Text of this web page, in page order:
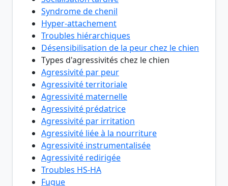
Syndrome de chenil
Hyper-attachement
Troubles hiérarchiques
Désensibilisation de la peur chez le chien
Types d'agressivités chez le chien
Agressivité par peur
Agressivité territoriale
Agressivité maternelle
Agressivité prédatrice
Agressivité par irritation
Agressivité liée à la nourriture
Agressivité instrumentalisée
Agressivité redirigée
Troubles HS-HA
Fugue